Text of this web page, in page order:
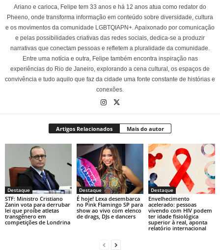
Ariano e carioca, Felipe tem 33 anos e há 12 anos atua como redator do
Pheeno, onde transforma informação em conteúdo sobre diversidade, cultura
e os movimentos da comunidade LGBTQIAPN+. Apaixonado por comunicação
e pelas possibilidades criativas das redes sociais, dedica-se a produzir
narrativas que conectam pessoas e refletem a pluralidade da comunidade.
Entre uma notícia e outra, Felipe também encontra inspiração nas
experiências do Rio de Janeiro, explorando a cena cultural, os espaços de
convivência e tudo aquilo que faz da cidade uma fonte constante de histórias e
conexões.
Artigos Relacionados Mais do autor
Destaque
STF: Ministro Cristiano
Zanin vota para derrubar
lei que proíbe atletas
transgênero em
competições de Londrina
Destaque
É hoje! Lexa desembarca
no Pink Flamingo SP para
show ao vivo com elenco
de drags, DJs e dancers
Destaque
Envelhecimento
acelerado: pessoas
vivendo com HIV podem
ter idade fisiológica
superior à real, aponta
relatório internacional